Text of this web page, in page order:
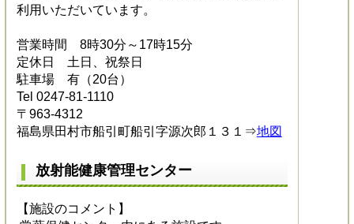
利用いただいています。
営業時間 8時30分～17時15分
定休日 土日、祝祭日
駐車場 有（20台）
Tel 0247-81-1110
〒963-4312
福島県田村市船引町船引字源次郎１３１⇒地図
放射能健康管理センター
【施設のコメント】